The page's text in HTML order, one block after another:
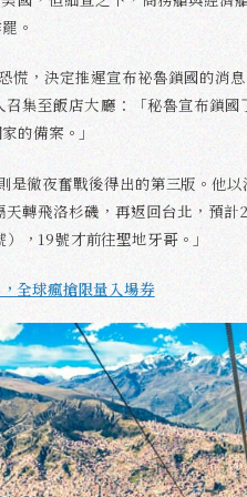
。
，決定推遲宣布祕魯鎖國的消
集至飯店大廳：「秘魯宣布鎖
的備案。」
徹夜奮戰後得出的第三版。他
轉飛洛杉磯，再返回台北，預
，19號才前往聖地牙哥。」
全球瘋搶限量入場券